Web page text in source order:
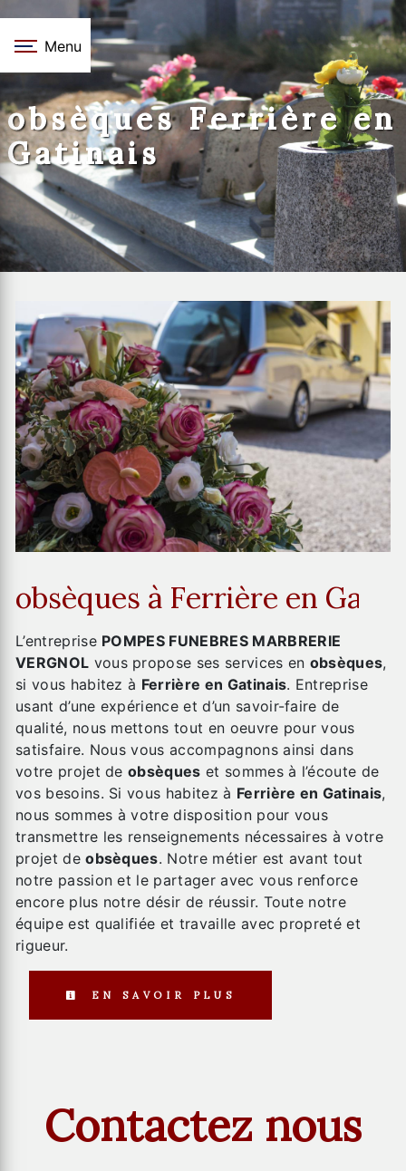
Menu
obsèques Ferrière en
Gatinais
obsèques à Ferrière en
L’entreprise POMPES FUNEBRES MARBRERIE
VERGNOL vous propose ses services en obsèques,
si vous habitez à Ferrière en Gatinais. Entreprise
usant d’une expérience et d’un savoir-faire de
qualité, nous mettons tout en oeuvre pour vous
satisfaire. Nous vous accompagnons ainsi dans
votre projet deobsèques et sommes à l’écoute de
vos besoins. Si vous habitez à Ferrière en Gatinais,
nous sommes à votre disposition pour vous
transmettre les renseignements nécessaires à votre
projet deobsèques. Notre métier est avant tout
notre passion et le partager avec vous renforce
encore plus notre désir de réussir. Toute notre
équipe est qualifiée et travaille avec propreté et
rigueur.
EN SAVOIR PLUS
Contactez nous
Panneau de gestion des cookies